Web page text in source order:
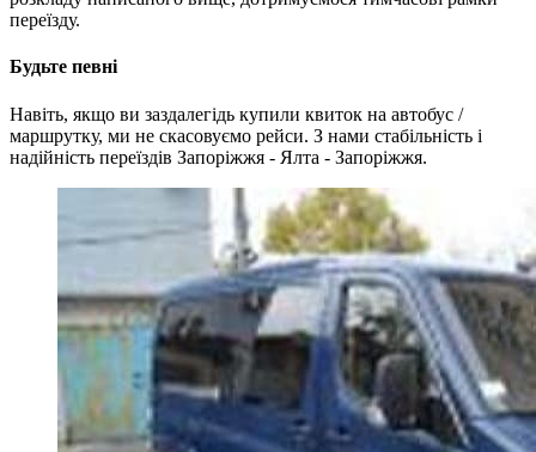
переїзду.
Будьте певні
Навіть, якщо ви заздалегідь купили квиток на автобус /
маршрутку, ми не скасовуємо рейси. З нами стабільність і
надійність переїздів Запоріжжя - Ялта - Запоріжжя.